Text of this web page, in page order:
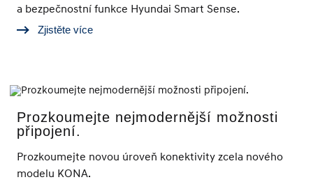
a bezpečnostní funkce Hyundai Smart Sense.
Zjistěte více
Prozkoumejte nejmodernější možnosti
připojení.
Prozkoumejte novou úroveň konektivity zcela nového
modelu KONA.